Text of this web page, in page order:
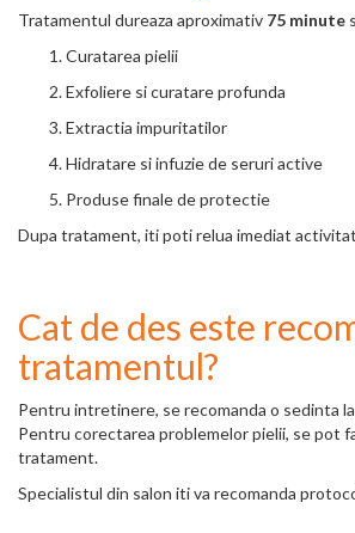
Tratamentul dureaza aproximativ 75 minute
Curatarea pielii
Exfoliere si curatare profunda
Extractia impuritatilor
Hidratare si infuzie de seruri active
Produse finale de protectie
Dupa tratament, iti poti relua imediat
Cat de des este
tratamentul?
Pentru intretinere, se recomanda o sedinta la
Pentru corectarea problemelor pielii, se pot
tratament.
Specialistul din salon iti va recomanda